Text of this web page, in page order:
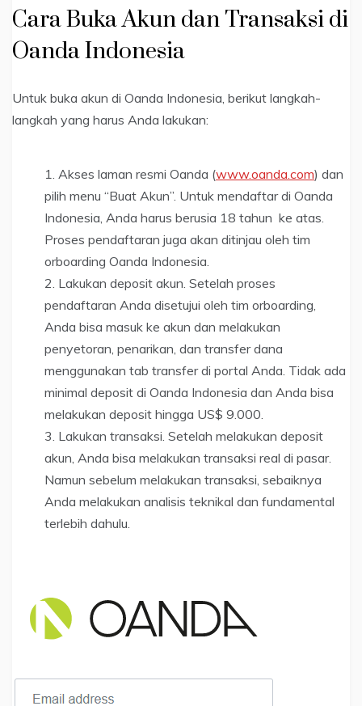
Cara Buka Akun dan Transaksi di
Oanda Indonesia
Untuk buka akun di Oanda Indonesia, berikut langkah-
langkah yang harus Anda lakukan:
Akses laman resmi Oanda (www.oanda.com) dan
pilih menu “Buat Akun”. Untuk mendaftar di Oanda
Indonesia, Anda harus berusia 18 tahun ke atas.
Proses pendaftaran juga akan ditinjau oleh tim
orboarding Oanda Indonesia.
Lakukan deposit akun. Setelah proses
pendaftaran Anda disetujui oleh tim orboarding,
Anda bisa masuk ke akun dan melakukan
penyetoran, penarikan, dan transfer dana
menggunakan tab transfer di portal Anda. Tidak ada
minimal deposit di Oanda Indonesia dan Anda bisa
melakukan deposit hingga US$ 9.000.
Lakukan transaksi. Setelah melakukan deposit
akun, Anda bisa melakukan transaksi real di pasar.
Namun sebelum melakukan transaksi, sebaiknya
Anda melakukan analisis teknikal dan fundamental
terlebih dahulu.